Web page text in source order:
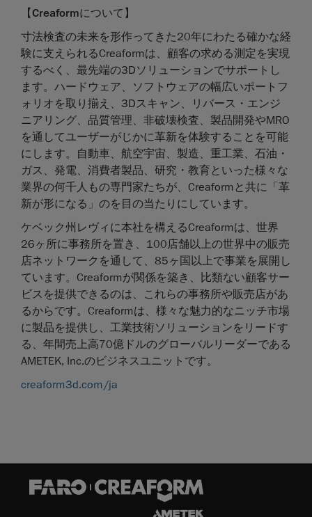
【Creaformについて】
寸法検査の未来を形作ってきた20年にわたる確かな経
験に支えられるCreaformは、顧客の求める測定を実現
するべく、最先端の3Dソリューションでサポートし
ます。ハードウェア、ソフトウェアの幅広いポートフ
ォリオを取り揃え、3Dスキャン、リバース・エンジ
ニアリング、品質管理、非破壊検査、製品開発やMRO
を通してユーザーがじかに革新を体験することを可能
にします。自動車、航空宇宙、製造、重工業、石油・
ガス、発電、消費者製品、研究・教育といった様々な
業界の何千人もの専門家たちが、Creaformと共に「革
新が形になる」のを目の当たりにしています。
ケベック州レヴィに本社を構えるCreaformは、世界
26ヶ所に事務所を置き、100店舗以上の世界中の販売
店ネットワークを通して、85ヶ国以上で事業を展開し
ています。Creaformが関係を築き、比類ない顧客サー
ビスを提供できるのは、これらの事務所や販売店があ
るからです。Creaformは、様々な魅力的なニッチ市場
に製品を提供し、工業技術ソリューションをリードす
る、年間売上高70億ドルのグローバルリーダーである
AMETEK, Inc.のビジネスユニットです。
creaform3d.com/ja